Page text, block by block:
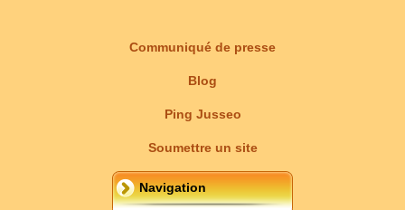
Communiqué de presse
Blog
Ping Jusseo
Soumettre un site
Navigation